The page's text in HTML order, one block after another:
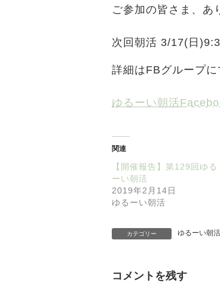
ご参加の皆さま、あ
次回朝活 3/17(日
詳細はFBグループ
ゆるーい朝活
関連
【開催報告】第129回ゆる
ーい朝活
2019年2月14日
ゆるーい朝活
カテゴリー ゆるーい朝活
コメントを残す